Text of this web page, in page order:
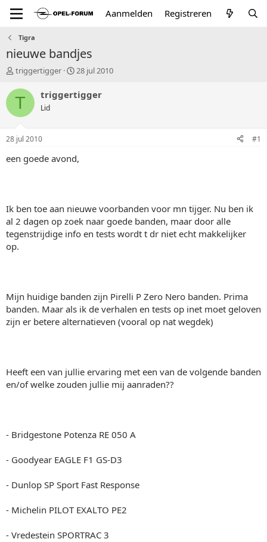
Aanmelden Registreren
Tigra
nieuwe bandjes
T
p
t
a
r
triggertigger
S
a
u
m
28 jul 2010
T triggertigger
Lid
28 jul 2010 #1
een goede avond,
Ik ben toe aan nieuwe voorbanden voor mn tijger. Nu ben ik
al 2 dagen op zoek naar goede banden, maar door alle
tegenstrijdige info en tests wordt t dr niet echt makkelijker
op.
Mijn huidige banden zijn Pirelli P Zero Nero banden. Prima
banden. Maar als ik de verhalen en tests op inet moet geloven
zijn er betere alternatieven (vooral op nat wegdek)
Heeft een van jullie ervaring met een van de volgende banden
en/of welke zouden jullie mij aanraden??
- Bridgestone Potenza RE 050 A
- Goodyear EAGLE F1 GS-D3
- Dunlop SP Sport Fast Response
- Michelin PILOT EXALTO PE2
- Vredestein SPORTRAC 3